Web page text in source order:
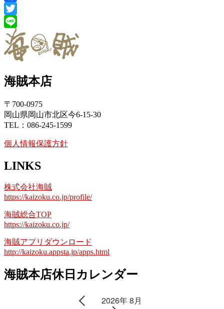
Facebook
Twitter
Line
海賊本店
〒700-0975
岡山県岡山市北区今6-15-30
TEL：086-245-1599
個人情報保護方針
LINKS
株式会社海賊
https://kaizoku.co.jp/profile/
海賊総合TOP
https://kaizoku.co.jp/
海賊アプリダウンロード
http://kaizoku.appsta.jp/apps.html
海賊本店休日カレンダー
2026年 8月